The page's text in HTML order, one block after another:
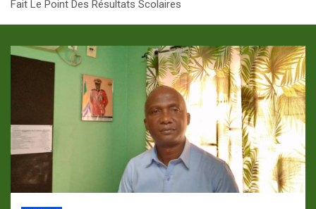
Fait Le Point Des Résultats Scolaires
p